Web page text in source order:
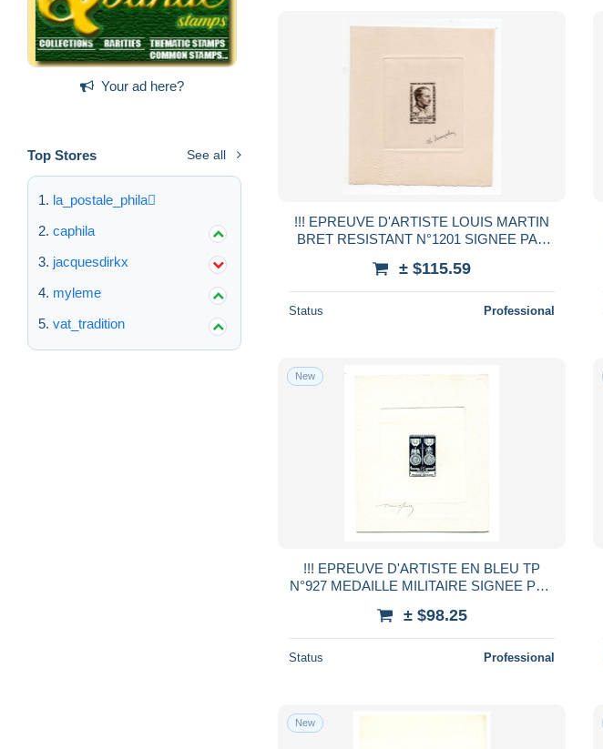
Your ad here?
Top Stores See all
la_postale_phila
caphila
jacquesdirkx
myleme
vat_tradition
!!! EPREUVE D'ARTISTE LOUIS MARTIN
BRET RESISTANT N°1201 SIGNEE PAR
± $115.59
Status Professional
New
!!! EPREUVE D'ARTISTE EN BLEU TP
N°927 MEDAILLE MILITAIRE SIGNEE PAR
± $98.25
Status Professional
New